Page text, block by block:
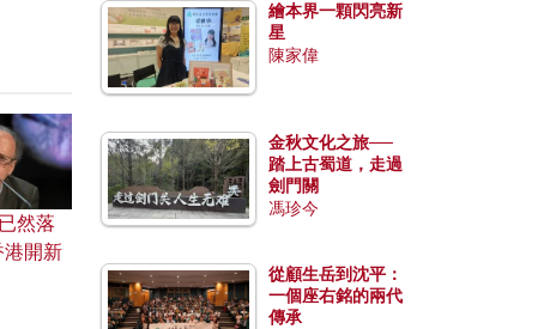
然落
開新
繪本界一顆閃亮新
星
陳家偉
金秋文化之旅──
踏上古蜀道，走過
劍門關
馮珍今
從顧生岳到沈平：
一個座右銘的兩代
傳承